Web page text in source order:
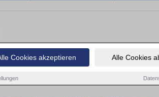
Cookies akzeptieren Alle Cookies
Finden Sie in
einen Ford Kuga Gebrauchtwagen?
von